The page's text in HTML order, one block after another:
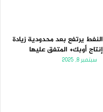
النفط يرتفع بعد محدودية زيادة
إنتاج أوبك+ المتفق عليها
سبتمبر 8, 2025